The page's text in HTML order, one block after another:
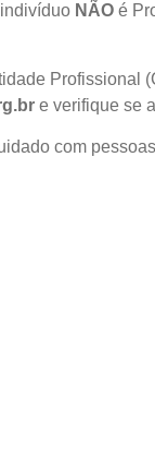
NÃO é
e verifique se
com